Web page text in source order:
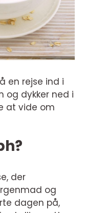
en rejse ind i
og dykker ned i
at vide om
der
og
dagen på,